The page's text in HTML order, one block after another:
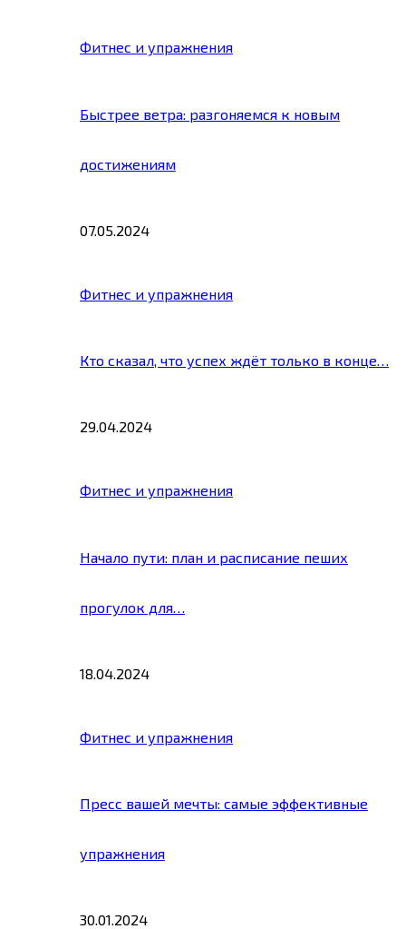
Фитнес и упражнения
Быстрее ветра: разгоняемся к новым
достижениям
07.05.2024
Фитнес и упражнения
Кто сказал, что успех ждёт только в конце…
29.04.2024
Фитнес и упражнения
Начало пути: план и расписание пеших
прогулок для…
18.04.2024
Фитнес и упражнения
Пресс вашей мечты: самые эффективные
упражнения
30.01.2024